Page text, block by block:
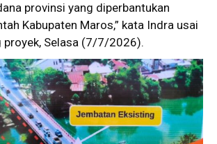
provinsi yang diperbantukan
Kabupaten Maros,” kata Indra usai
proyek, Selasa (7/7/2026).